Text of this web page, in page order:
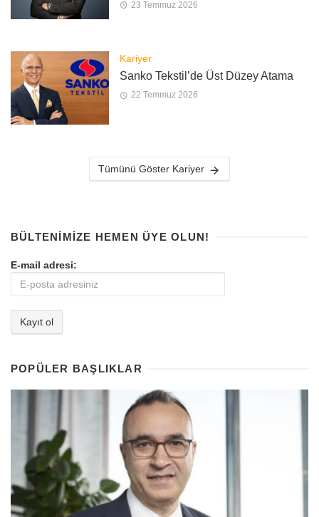
23 Temmuz 2026
Kariyer
Sanko Tekstil’de Üst Düzey Atama
22 Temmuz 2026
Tümünü Göster Kariyer
BÜLTENIMIZE HEMEN ÜYE OLUN!
E-mail adresi:
POPÜLER BAŞLIKLAR